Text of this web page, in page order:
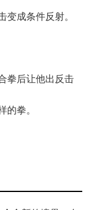
成条件反射。
拳后让他出反击
拳。